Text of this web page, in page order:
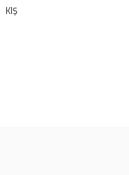
KIŞ